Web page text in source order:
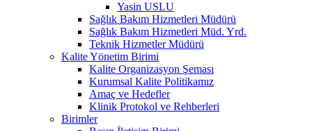
Yasin USLU
Sağlık Bakım Hizmetleri Müdürü
Sağlık Bakım Hizmetleri Müd. Yrd.
Teknik Hizmetler Müdürü
Kalite Yönetim Birimi
Kalite Organizasyon Şeması
Kurumsal Kalite Politikamız
Amaç ve Hedefler
Klinik Protokol ve Rehberleri
Birimler